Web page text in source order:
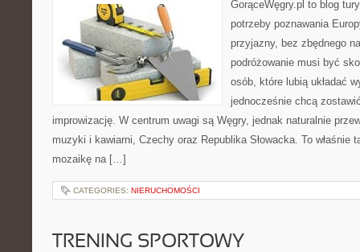
GorąceWęgry.pl to blog
potrzeby poznawania
przyjazny, bez zbędnego
podróżowanie musi być
osób, które lubią układać
jednocześnie chcą
improwizację. W centrum uwagi są Węgry, jednak naturalnie
muzyki i kawiarni, Czechy oraz Republika Słowacka. To właśnie
mozaikę na […]
CATEGORIES: NIERUCHOMOŚCI
TRENING SPORTOWY